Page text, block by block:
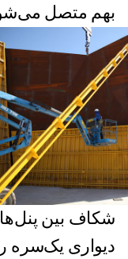
بهم متصل
شکاف بین
دیواری یک‌سره